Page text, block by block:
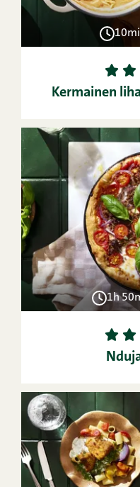
1 2
Kermainen
1h
1 2